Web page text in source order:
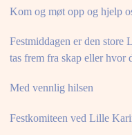
Kom og møt opp og hjelp
Festmiddagen er den store
tas frem fra skap eller hvor
Med vennlig hilsen
Festkomiteen ved Lille